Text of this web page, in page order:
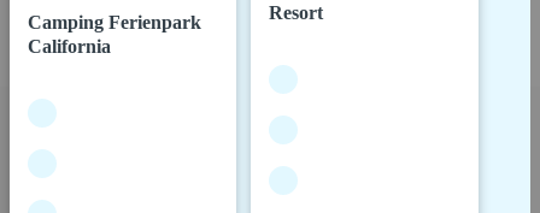
Camping Ferienpark
California
Resort